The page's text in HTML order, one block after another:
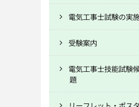
電気工事士試験の実
受験案内
電気工事士技能試験
題